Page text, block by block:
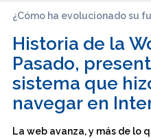
¿Cómo ha evolucionado su
Historia de la
Pasado,
sistema que
navegar en
La web avanza, y más de lo